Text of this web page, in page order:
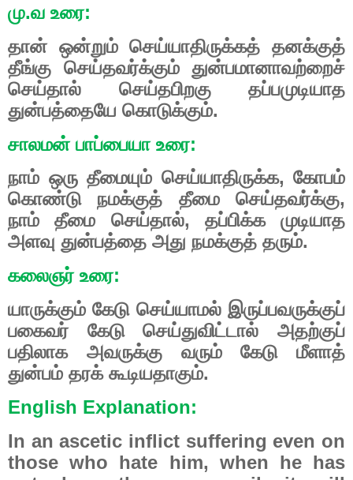
மு.வ உரை:
தான் ஒன்றும் செய்யாதிருக்கத் தனக்குத்
தீங்கு செய்தவர்க்கும் துன்பமானாவற்றைச்
செய்தால் செய்தபிறகு தப்பமுடியாத
துன்பத்தையே கொடுக்கும்.
சாலமன் பாப்பையா உரை:
நாம் ஒரு தீமையும் செய்யாதிருக்க, கோபம்
கொண்டு நமக்குத் தீமை செய்தவர்க்கு,
நாம் தீமை செய்தால், தப்பிக்க முடியாத
அளவு துன்பத்தை அது நமக்குத் தரும்.
கலைஞர் உரை:
யாருக்கும் கேடு செய்யாமல் இருப்பவருக்குப்
பகைவர் கேடு செய்துவிட்டால் அதற்குப்
பதிலாக அவருக்கு வரும் கேடு மீளாத்
துன்பம் தரக் கூடியதாகும்.
English Explanation:
In an ascetic inflict suffering even on
those who hate him, when he has